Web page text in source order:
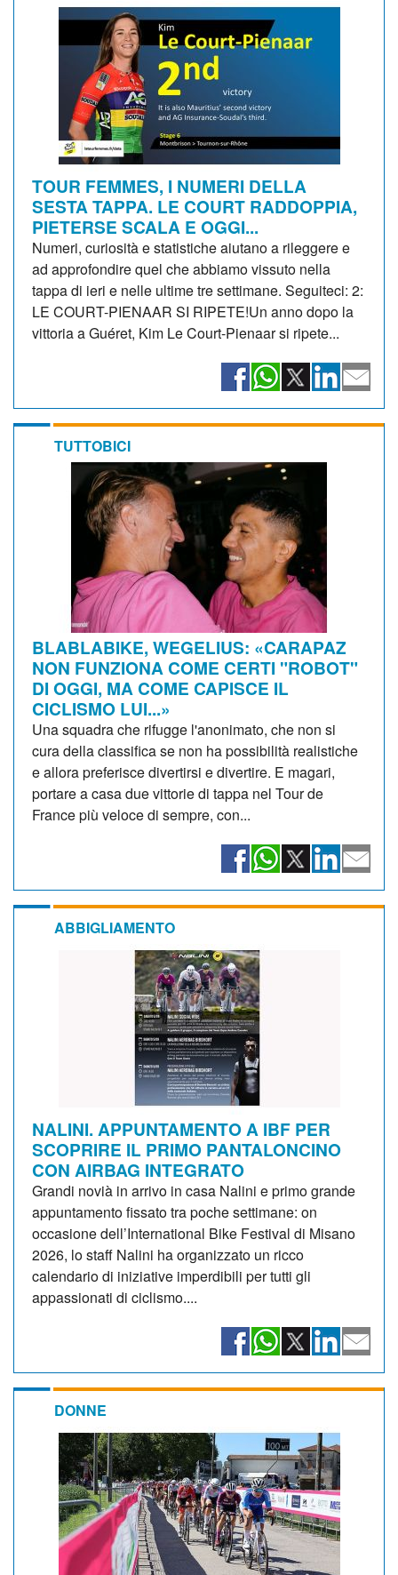
TOUR FEMMES, I NUMERI DELLA
SESTA TAPPA. LE COURT RADDOPPIA,
PIETERSE SCALA E OGGI...
Numeri, curiosità e statistiche aiutano a rileggere e
ad approfondire quel che abbiamo vissuto nella
tappa di ieri e nelle ultime tre settimane. Seguiteci: 2:
LE COURT-PIENAAR SI RIPETE!Un anno dopo la
vittoria a Guéret, Kim Le Court-Pienaar si ripete...
TUTTOBICI
BLABLABIKE, WEGELIUS: «CARAPAZ
NON FUNZIONA COME CERTI "ROBOT"
DI OGGI, MA COME CAPISCE IL
CICLISMO LUI...»
Una squadra che rifugge l'anonimato, che non si
cura della classifica se non ha possibilità realistiche
e allora preferisce divertirsi e divertire. E magari,
portare a casa due vittorie di tappa nel Tour de
France più veloce di sempre, con...
ABBIGLIAMENTO
NALINI. APPUNTAMENTO A IBF PER
SCOPRIRE IL PRIMO PANTALONCINO
CON AIRBAG INTEGRATO
Grandi novià in arrivo in casa Nalini e primo grande
appuntamento fissato tra poche settimane: on
occasione dell’International Bike Festival di Misano
2026, lo staff Nalini ha organizzato un ricco
calendario di iniziative imperdibili per tutti gli
appassionati di ciclismo....
DONNE